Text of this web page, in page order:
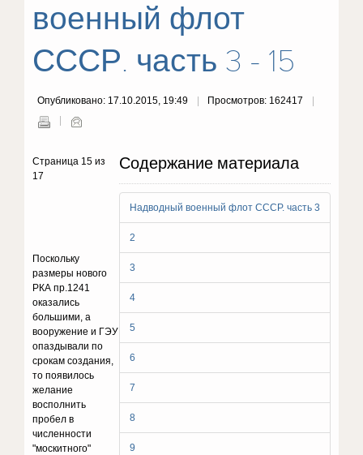
военный флот
СССР. часть 3 - 15
Опубликовано: 17.10.2015, 19:49 Просмотров: 162417
Содержание материала
Надводный военный флот СССР. часть 3
2
3
4
5
6
7
8
9
Страница 15 из
17
Поскольку
размеры нового
РКА пр.1241
оказались
большими, а
вооружение и ГЭУ
опаздывали по
срокам создания,
то появилось
желание
восполнить
пробел в
численности
"москитного"